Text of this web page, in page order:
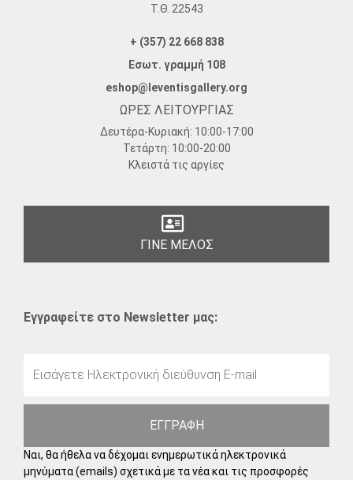
Τ.Θ. 22543
+ (357) 22 668 838
Εσωτ. γραμμή 108
eshop@leventisgallery.org
ΩΡΕΣ ΛΕΙΤΟΥΡΓΙΑΣ
Δευτέρα-Κυριακή: 10:00-17:00
Τετάρτη: 10:00-20:00
Κλειστά τις αργίες
ΓΙΝΕ ΜΕΛΟΣ
Εγγραφείτε στο Newsletter μας:
ΕΓΓΡΑΦΗ
Ναι, θα ήθελα να δέχομαι ενημερωτικά ηλεκτρονικά
μηνύματα (emails) σχετικά με τα νέα και τις προσφορές